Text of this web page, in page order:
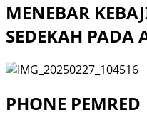
MENEBAR
SEDEKAH PADA
PHONE PEMRED